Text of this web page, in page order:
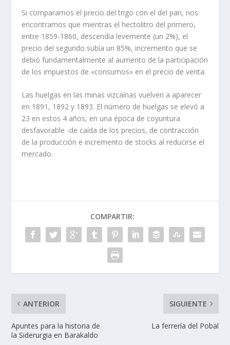
Si comparamos el precio del trigo con el del pan, nos
encontramos que mientras el hectolitro del primero,
entre 1859-1860, descendí­a levemente (un 2%), el
precio del segundo subí­a un 85%, incremento que se
debió fundamentalmente al aumento de la participación
de los impuestos de «consumos» en el precio de venta.
Las huelgas en las minas vizcaí­nas vuelven a aparecer
en 1891, 1892 y 1893. El número de huelgas se elevó a
23 en estos 4 años, en una época de coyuntura
desfavorable -de caí­da de los precios, de contracción
de la producción e incremento de stocks al reducirse el
mercado.
COMPARTIR:
ANTERIOR
Apuntes para la historia de
la Siderurgia en Barakaldo
SIGUIENTE
La ferrerí­a del Pobal